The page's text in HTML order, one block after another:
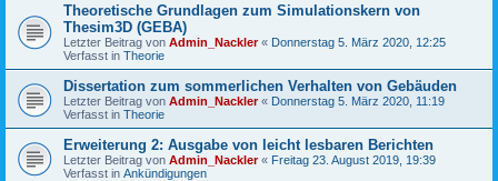
Theoretische Grundlagen zum Simulationskern von
Thesim3D (GEBA)
Letzter Beitrag von Admin_Nackler« Donnerstag 5. März 2020, 12:25
Verfasst in Theorie
Dissertation zum sommerlichen Verhalten von Gebäuden
Letzter Beitrag von Admin_Nackler« Donnerstag 5. März 2020, 11:19
Verfasst in Theorie
Erweiterung 2: Ausgabe von leicht lesbaren Berichten
Letzter Beitrag von Admin_Nackler« Freitag 23. August 2019, 19:39
Verfasst in Ankündigungen